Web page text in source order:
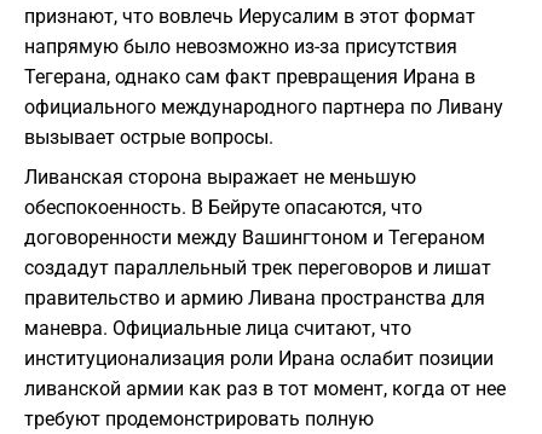
признают, что вовлечь Иерусалим в этот формат
напрямую было невозможно из-за присутствия
Тегерана, однако сам факт превращения Ирана в
официального международного партнера по Ливану
вызывает острые вопросы.
Ливанская сторона выражает не меньшую
обеспокоенность. В Бейруте опасаются, что
договоренности между Вашингтоном и Тегераном
создадут параллельный трек переговоров и лишат
правительство и армию Ливана пространства для
маневра. Официальные лица считают, что
институционализация роли Ирана ослабит позиции
ливанской армии как раз в тот момент, когда от нее
требуют продемонстрировать полную